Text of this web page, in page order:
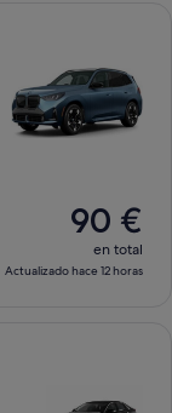
90 €
en total
Actualizado hace 12 horas